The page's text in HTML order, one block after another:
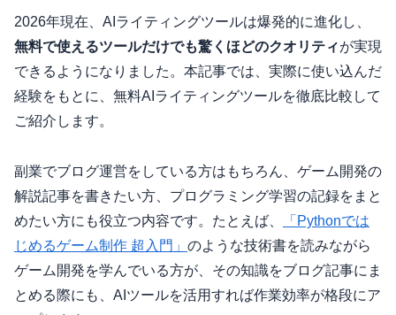
2026年現在、AIライティングツールは爆発的に進化し、
無料で使えるツールだけでも驚くほどのクオリティが実現
できるようになりました。本記事では、実際に使い込んだ
経験をもとに、無料AIライティングツールを徹底比較して
ご紹介します。
副業でブログ運営をしている方はもちろん、ゲーム開発の
解説記事を書きたい方、プログラミング学習の記録をまと
めたい方にも役立つ内容です。たとえば、
「Pythonでは
じめるゲーム制作 超入門」 のような技術書を読みながら
ゲーム開発を学んでいる方が、その知識をブログ記事にま
とめる際にも、AIツールを活用すれば作業効率が格段にア